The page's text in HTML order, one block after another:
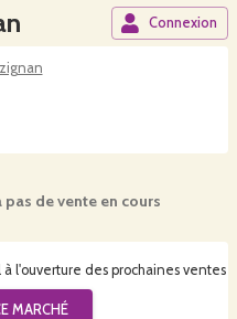
Connexion
pas de vente en cours
l'ouverture des prochaines ventes
MARCHÉ